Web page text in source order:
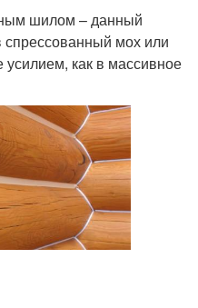
шилом – данный
спрессованный мох или
усилием, как в массивное